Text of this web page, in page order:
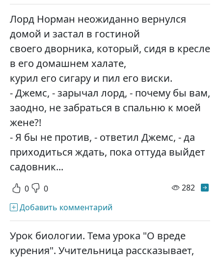
Лорд Норман неожиданно вернулся
домой и застал в гостиной
своего дворника, который, сидя в кресле
в его домашнем халате,
курил его сигару и пил его виски.
- Джемс, - зарычал лорд, - почему бы вам,
заодно, не забраться в спальню к моей
жене?!
- Я бы не против, - ответил Джемс, - да
приходиться ждать, пока оттуда выйдет
садовник...
0 0 282
Добавить комментарий
Урок биологии. Тема урока "О вреде
курения". Учительница рассказывает,